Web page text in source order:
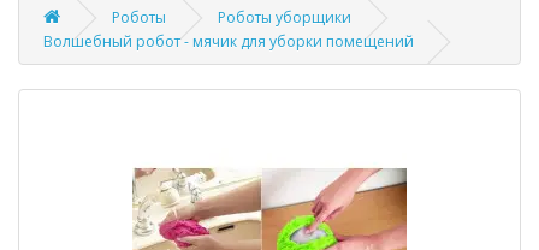
Роботы
Роботы уборщики
Волшебный робот - мячик для уборки помещений